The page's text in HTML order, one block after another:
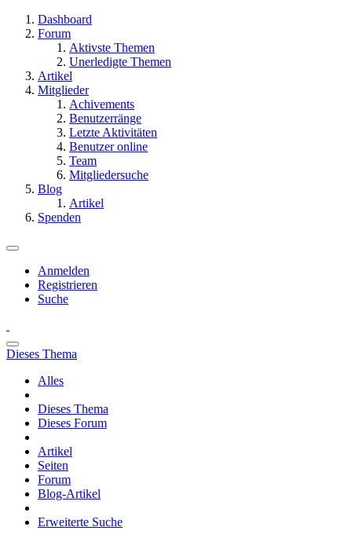
Dashboard
Forum
Aktivste Themen
Unerledigte Themen
Artikel
Mitglieder
Achivements
Benutzerränge
Letzte Aktivitäten
Benutzer online
Team
Mitgliedersuche
Blog
Artikel
Spenden
Anmelden
Registrieren
Suche
Dieses Thema
Alles
Dieses Thema
Dieses Forum
Artikel
Seiten
Forum
Blog-Artikel
Erweiterte Suche